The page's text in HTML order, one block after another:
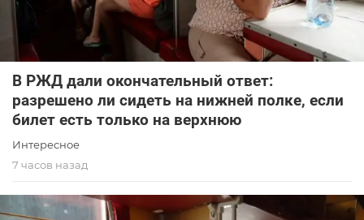
В РЖД дали окончательный ответ:
разрешено ли сидеть на нижней полке, если
билет есть только на верхнюю
Интересное
7 часов назад